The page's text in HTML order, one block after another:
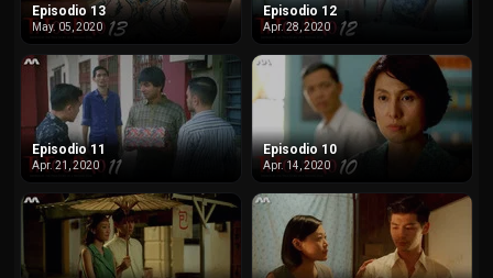
Episodio 13
May. 05, 2020
Episodio 12
Apr. 28, 2020
Episodio 11
Apr. 21, 2020
Episodio 10
Apr. 14, 2020